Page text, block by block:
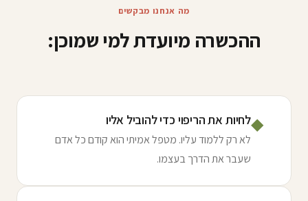
מה אנחנו מבקשים
ההכשרה מיועדת למי שמוכן:
◆לחיות את הריפוי כדי להוביל אליו
לא רק ללמוד עליו. מטפל אמיתי הוא קודם כל אדם
שעבר את הדרך בעצמו.